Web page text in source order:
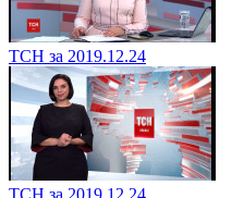
ТСН за 2019.12.24
ТСН за 2019.12.24